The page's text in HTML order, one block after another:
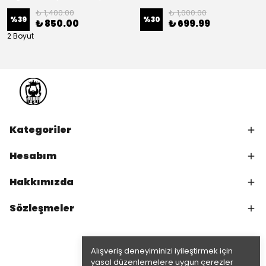
Alışveriş deneyiminizi iyileştirmek için
yasal düzenlemelere uygun çerezler
%39
₺ 1,400.00
₺ 850.00
2 Boyut
%30
₺ 1,000.00
₺ 699.99
Kategoriler
Hesabım
Hakkımızda
Sözleşmeler